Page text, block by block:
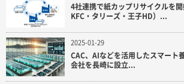
4社連携で紙カップリサイクルを
KFC・タリーズ・王子HD）...
2025-01-29
CAC、AIなどを活用したスマート
会社を長崎に設立...